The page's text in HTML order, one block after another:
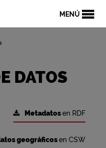
MENÚ
DATOS
Metadatosen RDF
geográficosen CSW